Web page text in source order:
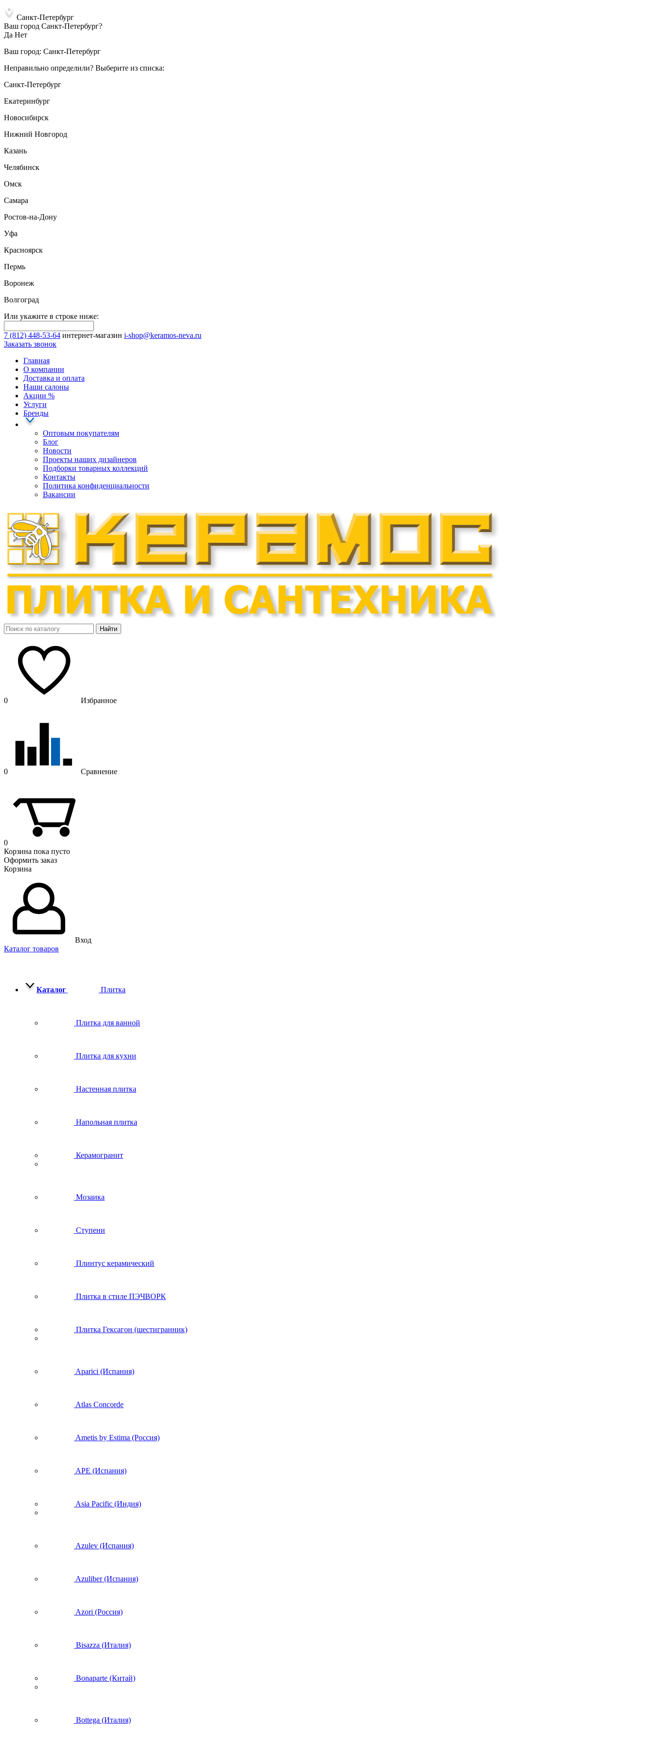
Санкт-Петербург
Ваш город Санкт-Петербург?
Да Нет
Ваш город: Санкт-Петербург
Неправильно определили? Выберите из списка:
Санкт-Петербург
Екатеринбург
Новосибирск
Нижний Новгород
Казань
Челябинск
Омск
Самара
Ростов-на-Дону
Уфа
Красноярск
Пермь
Воронеж
Волгоград
Или укажите в строке ниже:
7 (812) 448-53-64 интернет-магазин i-shop@keramos-neva.ru
Заказать звонок
Главная
О компании
Доставка и оплата
Наши cалоны
Акции %
Услуги
Бренды
Оптовым покупателям
Блог
Новости
Проекты наших дизайнеров
Подборки товарных коллекций
Контакты
Политика конфиденциальности
Вакансии
Найти
0 Избранное
0 Сравнение
0
Корзина пока пусто
Оформить заказ
Корзина
Вход
Каталог товаров
Каталог Плитка
Плитка для ванной
Плитка для кухни
Настенная плитка
Напольная плитка
Керамогранит
Мозаика
Ступени
Плинтус керамический
Плитка в стиле ПЭЧВОРК
Плитка Гексагон (шестигранник)
Aparici (Испания)
Atlas Concorde
Ametis by Estima (Россия)
APE (Испания)
Asia Pacific (Индия)
Azulev (Испания)
Azuliber (Испания)
Azori (Россия)
Bisazza (Италия)
Bonaparte (Китай)
Bottega (Италия)